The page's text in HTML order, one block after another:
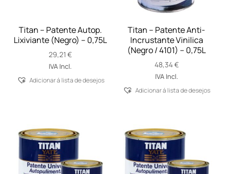
Titan – Patente Autop.
Lixiviante (Negro) – 0,75L
29,21€
IVA Incl.
Adicionar á lista de desejos
Titan – Patente Anti-
Incrustante Vinilica
(Negro / 4101) – 0,75L
48,34€
IVA Incl.
Adicionar á lista de desejos